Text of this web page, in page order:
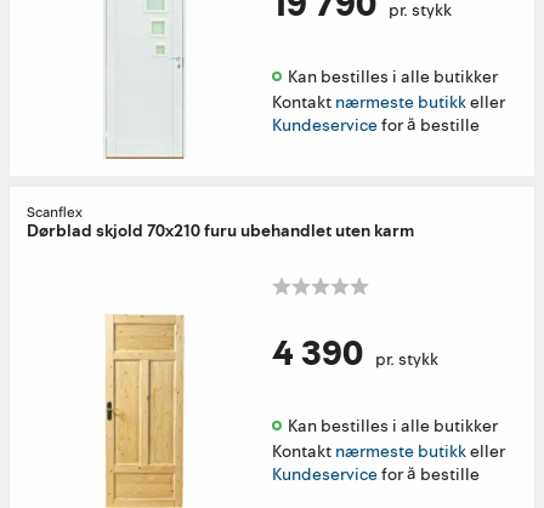
pr. stykk
Kan bestilles i alle butikker
Kontakt nærmeste butikkeller
Kundeservicefor å bestille
Scanflex
Dørblad skjold 70x210 furu ubehandlet uten karm
4 390 pr. stykk
Kan bestilles i alle butikker
Kontakt nærmeste butikkeller
Kundeservicefor å bestille